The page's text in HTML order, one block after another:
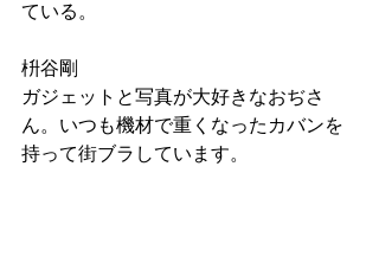
ている。
枡谷剛
ガジェットと写真が大好きなおぢさ
ん。いつも機材で重くなったカバンを
持って街ブラしています。